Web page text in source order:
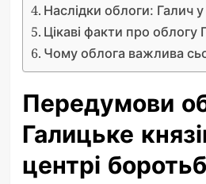
Наслідки облоги: Галич у
Цікаві факти про облогу
Чому облога важлива
Передумови
Галицьке
центрі